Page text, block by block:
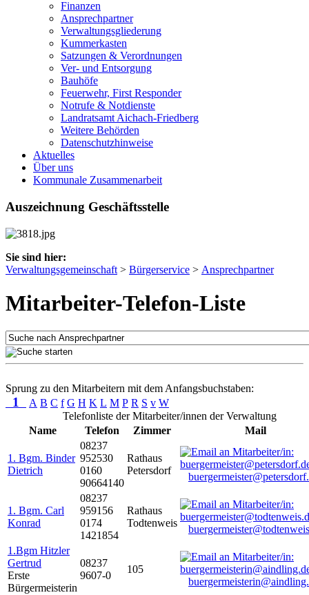
Finanzen
Ansprechpartner
Verwaltungsgliederung
Kummerkasten
Satzungen & Verordnungen
Ver- und Entsorgung
Bauhöfe
Feuerwehr, First Responder
Notrufe & Notdienste
Landratsamt Aichach-Friedberg
Weitere Behörden
Datenschutzhinweise
Aktuelles
Über uns
Kommunale Zusammenarbeit
Auszeichnung Geschäftsstelle
Sie sind hier:
Verwaltungsgemeinschaft > Bürgerservice > Ansprechpartner
Mitarbeiter-Telefon-Liste
Sprung zu den Mitarbeitern mit dem Anfangsbuchstaben:
1 A B C f G H K L M P R S v W
Telefonliste der Mitarbeiter/innen der Verwaltung
Name
Telefon Zimmer Mail
1. Bgm. Binder
Dietrich
08237
952530
0160
90664140
Rathaus
Petersdorf
1. Bgm. Carl
Konrad
08237
959156
0174
1421854
Rathaus
Todtenweis
1.Bgm Hitzler
Gertrud
Erste
Bürgermeisterin
08237
9607-0
105